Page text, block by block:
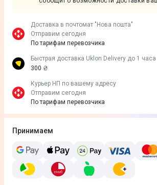
Доставка в почтомат "Нова пошта"
Отправим сегодня
По тарифам перевозчика
Быстрая доставка Uklon Delivery до 1 часа
300 ₴
Курьер НП по вашему адресу
Отправим сегодня
По тарифам перевозчика
Принимаем